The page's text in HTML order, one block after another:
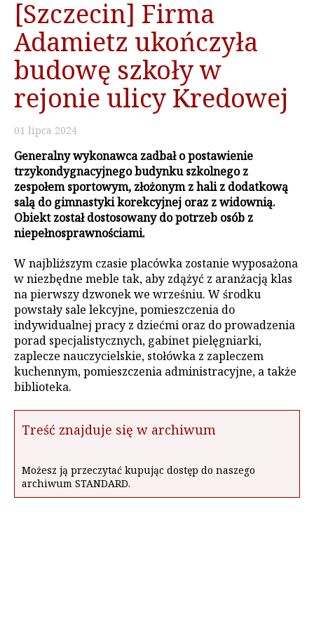
[Szczecin] Firma
Adamietz ukończyła
budowę szkoły w
rejonie ulicy Kredowej
01 lipca 2024
Generalny wykonawca zadbał o postawienie
trzykondygnacyjnego budynku szkolnego z
zespołem sportowym, złożonym z hali z dodatkową
salą do gimnastyki korekcyjnej oraz z widownią.
Obiekt został dostosowany do potrzeb osób z
niepełnosprawnościami.
W najbliższym czasie placówka zostanie wyposażona
w niezbędne meble tak, aby zdążyć z aranżacją klas
na pierwszy dzwonek we wrześniu. W środku
powstały sale lekcyjne, pomieszczenia do
indywidualnej pracy z dziećmi oraz do prowadzenia
porad specjalistycznych, gabinet pielęgniarki,
zaplecze nauczycielskie, stołówka z zapleczem
kuchennym, pomieszczenia administracyjne, a także
biblioteka.
Treść znajduje się w archiwum
Możesz ją przeczytać kupując dostęp do naszego
archiwum STANDARD.